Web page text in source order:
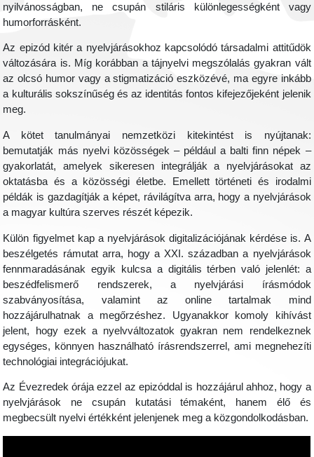
nyilvánosságban, ne csupán stiláris különlegességként vagy
humorforrásként.
Az epizód kitér a nyelvjárásokhoz kapcsolódó társadalmi attitűdök
változására is. Míg korábban a tájnyelvi megszólalás gyakran vált
az olcsó humor vagy a stigmatizáció eszközévé, ma egyre inkább
a kulturális sokszínűség és az identitás fontos kifejezőjeként jelenik
meg.
A kötet tanulmányai nemzetközi kitekintést is nyújtanak:
bemutatják más nyelvi közösségek – például a balti finn népek –
gyakorlatát, amelyek sikeresen integrálják a nyelvjárásokat az
oktatásba és a közösségi életbe. Emellett történeti és irodalmi
példák is gazdagítják a képet, rávilágítva arra, hogy a nyelvjárások
a magyar kultúra szerves részét képezik.
Külön figyelmet kap a nyelvjárások digitalizációjának kérdése is. A
beszélgetés rámutat arra, hogy a XXI. században a nyelvjárások
fennmaradásának egyik kulcsa a digitális térben való jelenlét: a
beszédfelismerő rendszerek, a nyelvjárási írásmódok
szabványosítása, valamint az online tartalmak mind
hozzájárulhatnak a megőrzéshez. Ugyanakkor komoly kihívást
jelent, hogy ezek a nyelvváltozatok gyakran nem rendelkeznek
egységes, könnyen használható írásrendszerrel, ami megnehezíti
technológiai integrációjukat.
Az Évezredek órája ezzel az epizóddal is hozzájárul ahhoz, hogy a
nyelvjárások ne csupán kutatási témaként, hanem élő és
megbecsült nyelvi értékként jelenjenek meg a közgondolkodásban.